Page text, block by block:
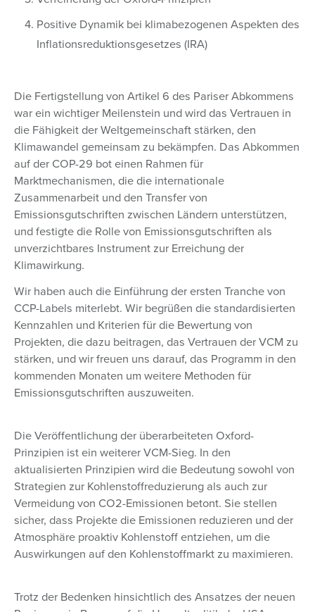
Positive Dynamik bei klimabezogenen Aspekten des
Inflationsreduktionsgesetzes (IRA)
Die Fertigstellung von Artikel 6 des Pariser Abkommens
war ein wichtiger Meilenstein und wird das Vertrauen in
die Fähigkeit der Weltgemeinschaft stärken, den
Klimawandel gemeinsam zu bekämpfen. Das Abkommen
auf der COP-29 bot einen Rahmen für
Marktmechanismen, die die internationale
Zusammenarbeit und den Transfer von
Emissionsgutschriften zwischen Ländern unterstützen,
und festigte die Rolle von Emissionsgutschriften als
unverzichtbares Instrument zur Erreichung der
Klimawirkung.
Wir haben auch die Einführung der ersten Tranche von
CCP-Labels miterlebt. Wir begrüßen die standardisierten
Kennzahlen und Kriterien für die Bewertung von
Projekten, die dazu beitragen, das Vertrauen der VCM zu
stärken, und wir freuen uns darauf, das Programm in den
kommenden Monaten um weitere Methoden für
Emissionsgutschriften auszuweiten.
Die Veröffentlichung der überarbeiteten Oxford-
Prinzipien ist ein weiterer VCM-Sieg. In den
aktualisierten Prinzipien wird die Bedeutung sowohl von
Strategien zur Kohlenstoffreduzierung als auch zur
Vermeidung von CO2-Emissionen betont. Sie stellen
sicher, dass Projekte die Emissionen reduzieren und der
Atmosphäre proaktiv Kohlenstoff entziehen, um die
Auswirkungen auf den Kohlenstoffmarkt zu maximieren.
Trotz der Bedenken hinsichtlich des Ansatzes der neuen